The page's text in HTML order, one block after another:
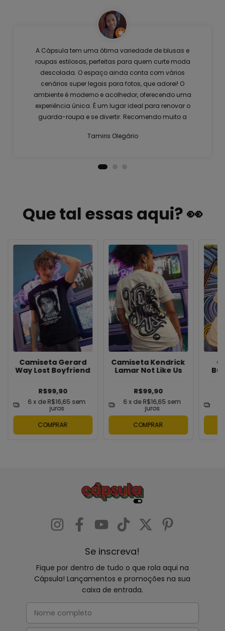
A Cápsula tem uma ótima variedade de blusas e
roupas estilosas, perfeitas para quem curte moda
descolada. O espaço ainda conta com vários
cenários super legais para fotos, que adorei! O
ambiente é moderno e acolhedor, oferecendo uma
experiência única. É um lugar ideal para renovar o
guarda-roupa e se divertir. Recomendo muito a
Tamiris Olegário
Que tal essas aqui? 👀
Camiseta Gerard
Way Lost Boyfriend
R$99,90
6 x deR$16,65 sem
juros
COMPRAR
Camiseta Kendrick
Lamar Not Like Us
R$99,90
6 x deR$16,65 sem
juros
COMPRAR
Se inscreva!
Fique por dentro de tudo o que rola aqui na
Cápsula! Lançamentos e promoções na sua
caixa de entrada.